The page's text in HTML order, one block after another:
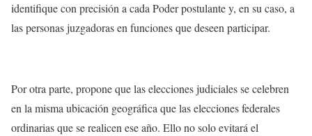
identifique con precisión a cada Poder postulante y, en su caso, a
las personas juzgadoras en funciones que deseen participar.
Por otra parte, propone que las elecciones judiciales se celebren
en la misma ubicación geográfica que las elecciones federales
ordinarias que se realicen ese año. Ello no solo evitará el